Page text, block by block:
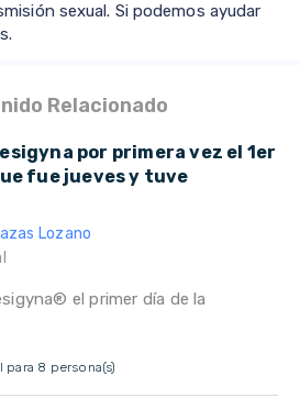
sexual. Si podemos ayudar
Relacionado
por primera vez el 1er
fue jueves y tuve
Lozano
el primer día de la
para 8 persona(s)